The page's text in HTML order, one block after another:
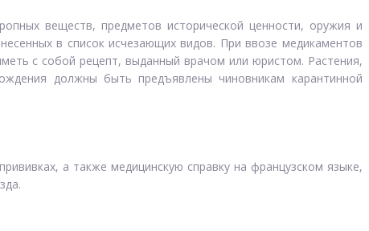
веществ, предметов исторической ценности, оружия и
в список исчезающих видов. При ввозе медикаментов
с собой рецепт, выданный врачом или юристом. Растения,
должны быть предъявлены чиновникам карантинной
а также медицинскую справку на французском языке,